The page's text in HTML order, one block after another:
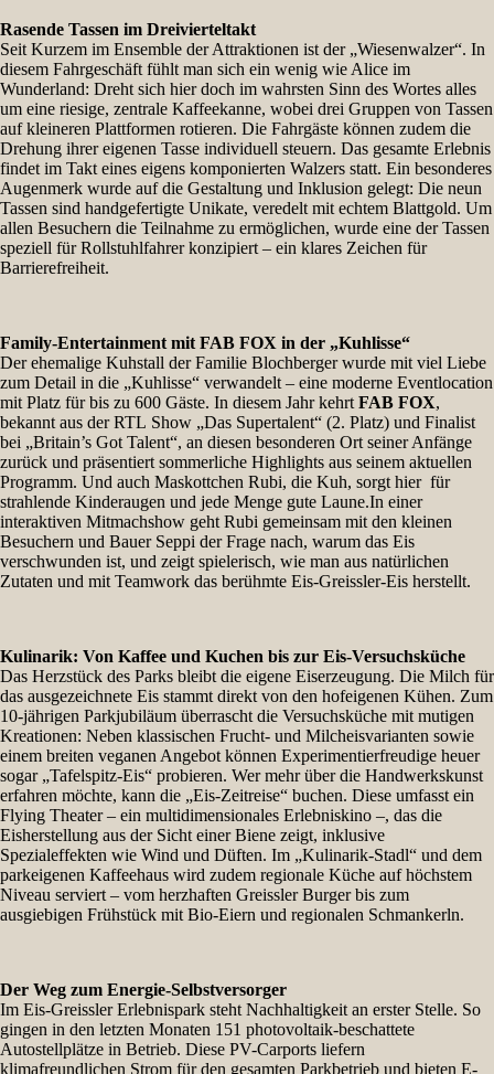
Rasende Tassen im Dreivierteltakt
Seit Kurzem im Ensemble der Attraktionen ist der „Wiesenwalzer“. In
diesem Fahrgeschäft fühlt man sich ein wenig wie Alice im
Wunderland: Dreht sich hier doch im wahrsten Sinn des Wortes alles
um eine riesige, zentrale Kaffeekanne, wobei drei Gruppen von Tassen
auf kleineren Plattformen rotieren. Die Fahrgäste können zudem die
Drehung ihrer eigenen Tasse individuell steuern. Das gesamte Erlebnis
findet im Takt eines eigens komponierten Walzers statt. Ein besonderes
Augenmerk wurde auf die Gestaltung und Inklusion gelegt: Die neun
Tassen sind handgefertigte Unikate, veredelt mit echtem Blattgold. Um
allen Besuchern die Teilnahme zu ermöglichen, wurde eine der Tassen
speziell für Rollstuhlfahrer konzipiert – ein klares Zeichen für
Barrierefreiheit.
Family-Entertainment mit FAB FOX in der „Kuhlisse“
Der ehemalige Kuhstall der Familie Blochberger wurde mit viel Liebe
zum Detail in die „Kuhlisse“ verwandelt – eine moderne Eventlocation
mit Platz für bis zu 600 Gäste. In diesem Jahr kehrt FAB FOX,
bekannt aus der RTL Show „Das Supertalent“ (2. Platz) und Finalist
bei „Britain’s Got Talent“, an diesen besonderen Ort seiner Anfänge
zurück und präsentiert sommerliche Highlights aus seinem aktuellen
Programm. Und auch Maskottchen Rubi, die Kuh, sorgt hier für
strahlende Kinderaugen und jede Menge gute Laune.In einer
interaktiven Mitmachshow geht Rubi gemeinsam mit den kleinen
Besuchern und Bauer Seppi der Frage nach, warum das Eis
verschwunden ist, und zeigt spielerisch, wie man aus natürlichen
Zutaten und mit Teamwork das berühmte Eis-Greissler-Eis herstellt.
Kulinarik: Von Kaffee und Kuchen bis zur Eis-Versuchsküche
Das Herzstück des Parks bleibt die eigene Eiserzeugung. Die Milch für
das ausgezeichnete Eis stammt direkt von den hofeigenen Kühen. Zum
10-jährigen Parkjubiläum überrascht die Versuchsküche mit mutigen
Kreationen: Neben klassischen Frucht- und Milcheisvarianten sowie
einem breiten veganen Angebot können Experimentierfreudige heuer
sogar „Tafelspitz-Eis“ probieren. Wer mehr über die Handwerkskunst
erfahren möchte, kann die „Eis-Zeitreise“ buchen. Diese umfasst ein
Flying Theater – ein multidimensionales Erlebniskino –, das die
Eisherstellung aus der Sicht einer Biene zeigt, inklusive
Spezialeffekten wie Wind und Düften. Im „Kulinarik-Stadl“ und dem
parkeigenen Kaffeehaus wird zudem regionale Küche auf höchstem
Niveau serviert – vom herzhaften Greissler Burger bis zum
ausgiebigen Frühstück mit Bio-Eiern und regionalen Schmankerln.
Der Weg zum Energie-Selbstversorger
Im Eis-Greissler Erlebnispark steht Nachhaltigkeit an erster Stelle. So
gingen in den letzten Monaten 151 photovoltaik-beschattete
Autostellplätze in Betrieb. Diese PV-Carports liefern
klimafreundlichen Strom für den gesamten Parkbetrieb und bieten E-